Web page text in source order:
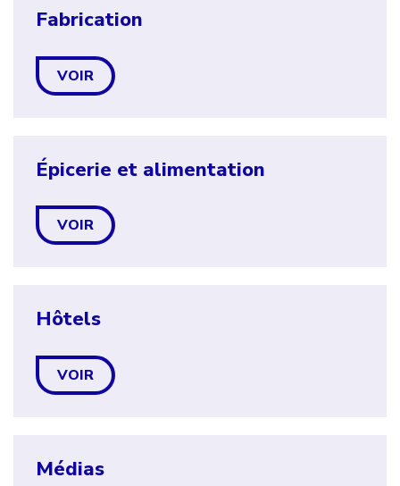
Fabrication
VOIR
Épicerie et alimentation
VOIR
Hôtels
VOIR
Médias